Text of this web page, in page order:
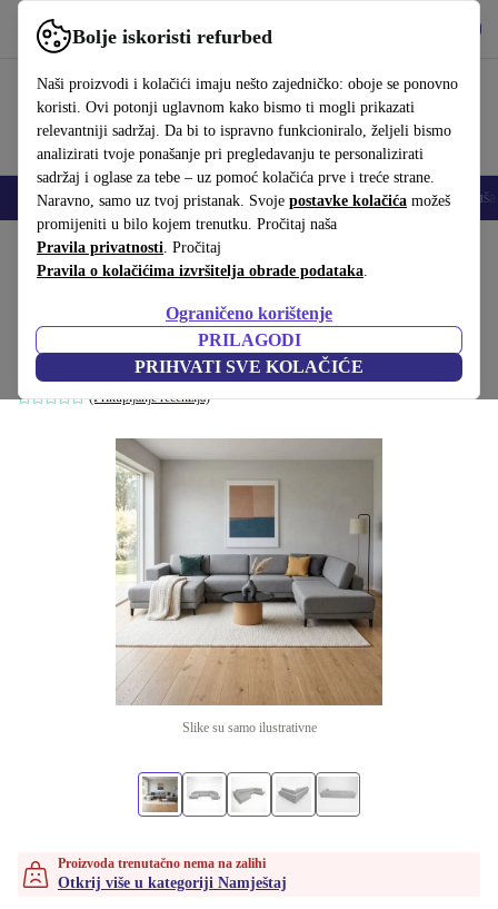
Bolje iskoristi refurbed
Naši proizvodi i kolačići imaju nešto zajedničko: oboje se ponovno
koristi. Ovi potonji uglavnom kako bismo ti mogli prikazati
relevantniji sadržaj. Da bi to ispravno funkcioniralo, željeli bismo
analizirati tvoje ponašanje pri pregledavanju te personalizirati
sadržaj i oglase za tebe – uz pomoć kolačića prve i treće strane.
Naravno, samo uz tvoj pristanak. Svoje postavke kolačića možeš
promijeniti u bilo kojem trenutku. Pročitaj naša
Pravila privatnosti. Pročitaj
Pravila o kolačićima izvršitelja obrade podataka.
Ograničeno korištenje
PRILAGODI
PRIHVATI SVE KOLAČIĆE
Koristi refurbed brzo i jednostavno
Mobiteli Prijenosna računala Tableti Pametni satovi Dodaci
Početna stranica Proizvodi Kućanstvo
Tyme kutna garnitura s ležaljkom fina
tkanina škriljasto siva
Siva
(Prikupljanje recenzija)
Slike su samo ilustrativne
Proizvoda trenutačno nema na zalihi
Otkrij više u kategoriji Namještaj